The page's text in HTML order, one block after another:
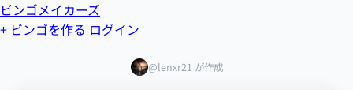
ビンゴメイカーズ
+ ビンゴを作る ログイン
@lenxr21 が作成